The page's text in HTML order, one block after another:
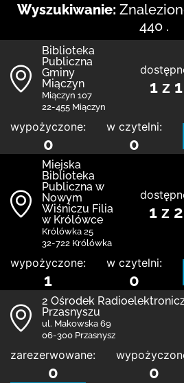
Wyszukiwanie:
440 .
Biblioteka
Publiczna
Gminy
Miączyn
Miączyn 107
22-455 Miączyn
1 z 1
wypożyczone:
0
w czytelni:
0
Miejska
Biblioteka
Publiczna w
Nowym
Wiśniczu Filia
w Królówce
Królówka 25
32-722 Królówka
1 z 2
wypożyczone:
1
w czytelni:
0
2 Ośrodek
Przasnyszu
ul. Makowska 69
06-300 Przasnysz
zarezerwowane:
0 0